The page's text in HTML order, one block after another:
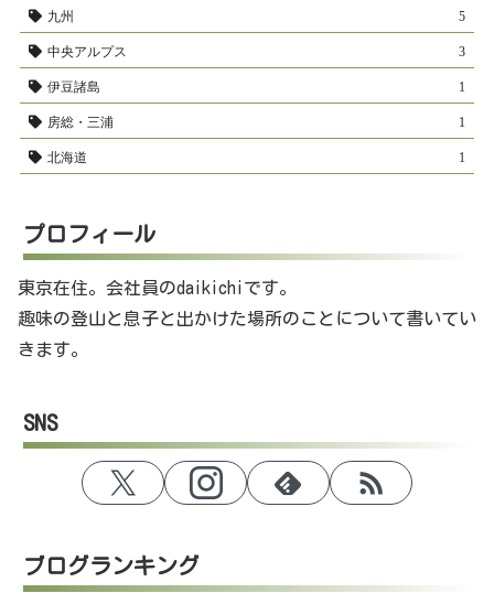
九州 5
中央アルプス 3
伊豆諸島 1
房総・三浦 1
北海道 1
プロフィール
東京在住。会社員のdaikichiです。
趣味の登山と息子と出かけた場所のことについて書いてい
きます。
SNS
ブログランキング